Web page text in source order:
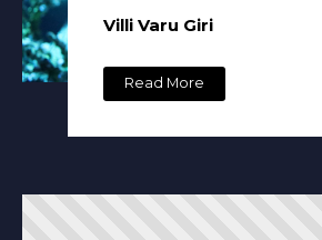
Villi Varu Giri
Read More